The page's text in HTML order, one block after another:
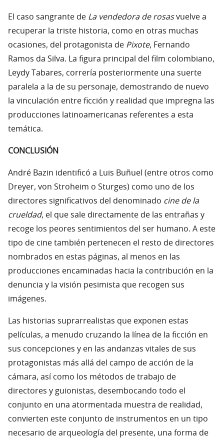
El caso sangrante de La vendedora de rosasvuelve a
recuperar la triste historia, como en otras muchas
ocasiones, del protagonista de Pixote, Fernando
Ramos da Silva. La figura principal del film colombiano,
Leydy Tabares, correría posteriormente una suerte
paralela a la de su personaje, demostrando de nuevo
la vinculación entre ficción y realidad que impregna las
producciones latinoamericanas referentes a esta
temática.
CONCLUSIÓN
André Bazin identificó a Luis Buñuel (entre otros como
Dreyer, von Stroheim o Sturges) como uno de los
directores significativos del denominado cine de la
crueldad, el que sale directamente de las entrañas y
recoge los peores sentimientos del ser humano. A este
tipo de cine también pertenecen el resto de directores
nombrados en estas páginas, al menos en las
producciones encaminadas hacia la contribución en la
denuncia y la visión pesimista que recogen sus
imágenes.
Las historias suprarrealistas que exponen estas
películas, a menudo cruzando la línea de la ficción en
sus concepciones y en las andanzas vitales de sus
protagonistas más allá del campo de acción de la
cámara, así como los métodos de trabajo de
directores y guionistas, desembocando todo el
conjunto en una atormentada muestra de realidad,
convierten este conjunto de instrumentos en un tipo
necesario de arqueología del presente, una forma de